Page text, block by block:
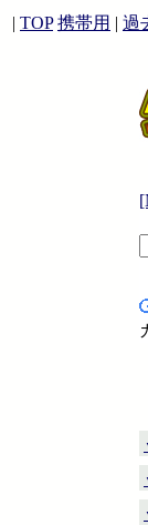
| TOP 携帯用 | 過